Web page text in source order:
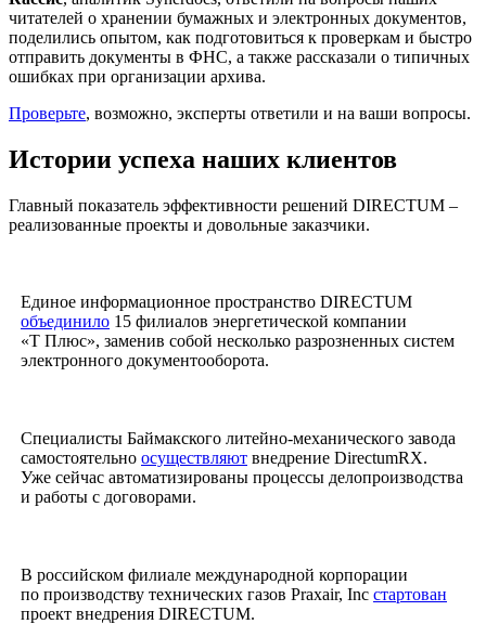
читателей о хранении бумажных и электронных документов,
поделились опытом, как подготовиться к проверкам и быстро
отправить документы в ФНС, а также рассказали о типичных
ошибках при организации архива.
Проверьте, возможно, эксперты ответили и на ваши вопросы.
Истории успеха наших клиентов
Главный показатель эффективности решений DIRECTUM –
реализованные проекты и довольные заказчики.
Единое информационное пространство DIRECTUM
объединило 15 филиалов энергетической компании
«Т Плюс», заменив собой несколько разрозненных систем
электронного документооборота.
Специалисты Баймакского литейно-механического завода
самостоятельно осуществляют внедрение DirectumRX.
Уже сейчас автоматизированы процессы делопроизводства
и работы с договорами.
В российском филиале международной корпорации
по производству технических газов Praxair, Inc стартован
проект внедрения DIRECTUM.